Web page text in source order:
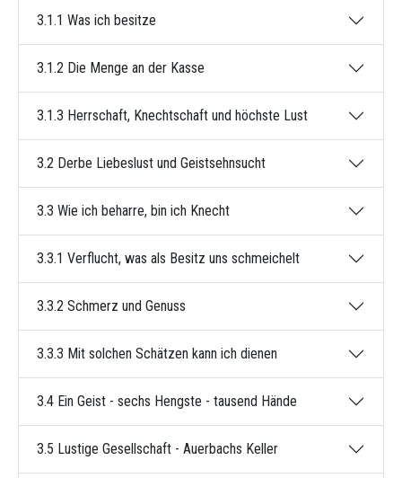
3.1.1 Was ich besitze
3.1.2 Die Menge an der Kasse
3.1.3 Herrschaft, Knechtschaft und höchste Lust
3.2 Derbe Liebeslust und Geistsehnsucht
3.3 Wie ich beharre, bin ich Knecht
3.3.1 Verflucht, was als Besitz uns schmeichelt
3.3.2 Schmerz und Genuss
3.3.3 Mit solchen Schätzen kann ich dienen
3.4 Ein Geist - sechs Hengste - tausend Hände
3.5 Lustige Gesellschaft - Auerbachs Keller